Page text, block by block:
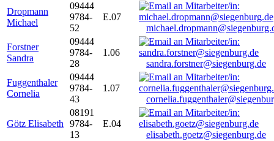
Dropmann
Michael
09444
9784-
52
E.07
Forstner
Sandra
09444
9784-
28
1.06
sandra.forstner@siegenburg.de
Fuggenthaler
Cornelia
09444
9784-
43
1.07
Götz Elisabeth
08191
9784-
13
E.04
elisabeth.goetz@siegenburg.de